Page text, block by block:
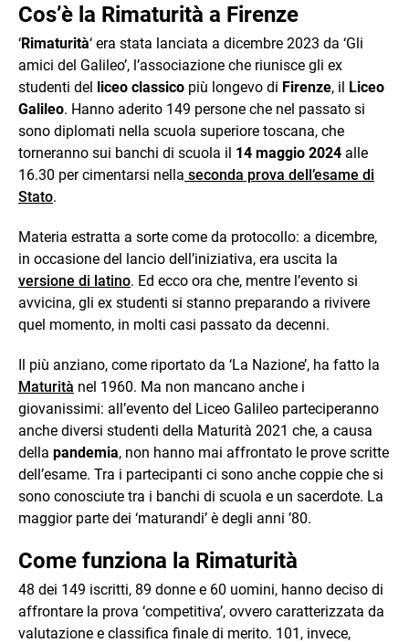
Cos’è la Rimaturità a Firenze
‘Rimaturità‘ era stata lanciata a dicembre 2023 da ‘Gli
amici del Galileo’, l’associazione che riunisce gli ex
studenti del liceo classico più longevo di Firenze, il Liceo
Galileo. Hanno aderito 149 persone che nel passato si
sono diplomati nella scuola superiore toscana, che
torneranno sui banchi di scuola il 14 maggio 2024 alle
16.30 per cimentarsi nella seconda prova dell’esame di
Stato.
Materia estratta a sorte come da protocollo: a dicembre,
in occasione del lancio dell’iniziativa, era uscita la
versione di latino. Ed ecco ora che, mentre l’evento si
avvicina, gli ex studenti si stanno preparando a rivivere
quel momento, in molti casi passato da decenni.
Il più anziano, come riportato da ‘La Nazione’, ha fatto la
Maturità nel 1960. Ma non mancano anche i
giovanissimi: all’evento del Liceo Galileo parteciperanno
anche diversi studenti della Maturità 2021 che, a causa
della pandemia, non hanno mai affrontato le prove scritte
dell’esame. Tra i partecipanti ci sono anche coppie che si
sono conosciute tra i banchi di scuola e un sacerdote. La
maggior parte dei ‘maturandi’ è degli anni ’80.
Come funziona la Rimaturità
48 dei 149 iscritti, 89 donne e 60 uomini, hanno deciso di
affrontare la prova ‘competitiva’, ovvero caratterizzata da
valutazione e classifica finale di merito. 101, invece,